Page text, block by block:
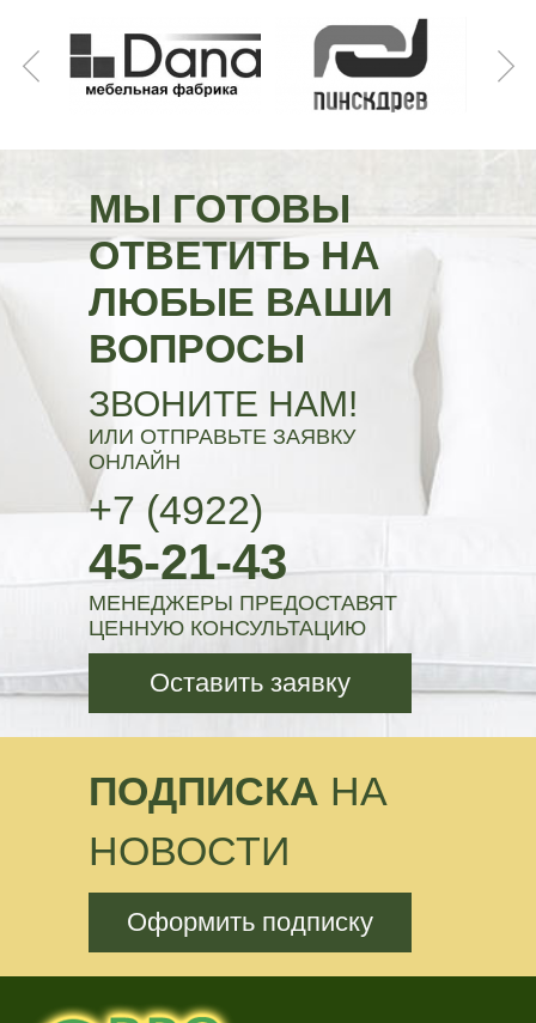
МЫ ГОТОВЫ
ОТВЕТИТЬ НА
ЛЮБЫЕ ВАШИ
ВОПРОСЫ
ЗВОНИТЕ НАМ!
ИЛИ ОТПРАВЬТЕ ЗАЯВКУ
ОНЛАЙН
+7 (4922)
45-21-43
МЕНЕДЖЕРЫ ПРЕДОСТАВЯТ
ЦЕННУЮ КОНСУЛЬТАЦИЮ
Оставить заявку
ПОДПИСКА НА
НОВОСТИ
Оформить подписку